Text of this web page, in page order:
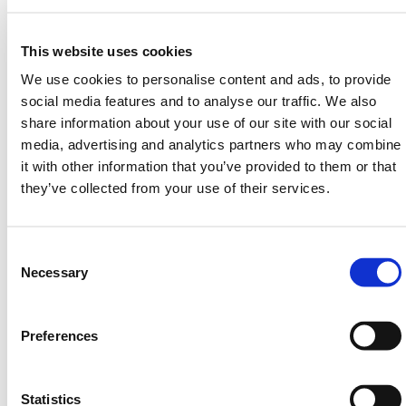
This website uses cookies
We use cookies to personalise content and ads, to provide
social media features and to analyse our traffic. We also
share information about your use of our site with our social
media, advertising and analytics partners who may combine
it with other information that you’ve provided to them or that
they’ve collected from your use of their services.
Selection
Necessary
Preferences
Statistics
ongeëvenaard niveau van expertise in elk project dat
we ondernemen.
Zie onzeInstallatie op locatiesite of neem vandaag
nog contact op met ons installatieteam via telefoon
0800 888 6262of e-mailprojects@hermeq.comvoor
een offerte.
We bieden turnkey oplossingen die voldoen aan de
HERMEQ heeft een breed assortiment